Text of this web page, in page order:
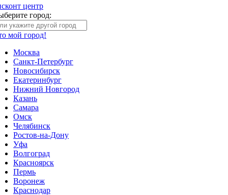
центр
город:
мой город!
Москва
Санкт-Петербург
Новосибирск
Екатеринбург
Нижний Новгород
Казань
Самара
Омск
Челябинск
Ростов-на-Дону
Уфа
Волгоград
Красноярск
Пермь
Воронеж
Краснодар